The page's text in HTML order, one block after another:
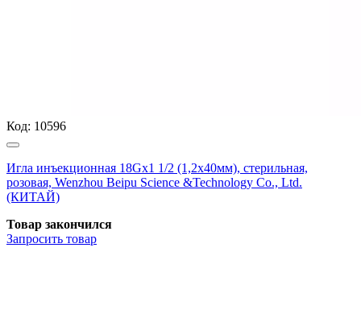
Код: 10596
Игла инъекционная 18Gх1 1/2 (1,2х40мм), стерильная,
розовая, Wenzhou Beipu Science &Technology Co., Ltd.
(КИТАЙ)
Товар закончился
Запросить товар